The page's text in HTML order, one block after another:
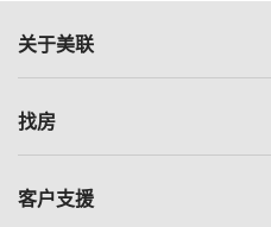
关于美联
美联集团
人才招募
找房
一手新房
客户支援